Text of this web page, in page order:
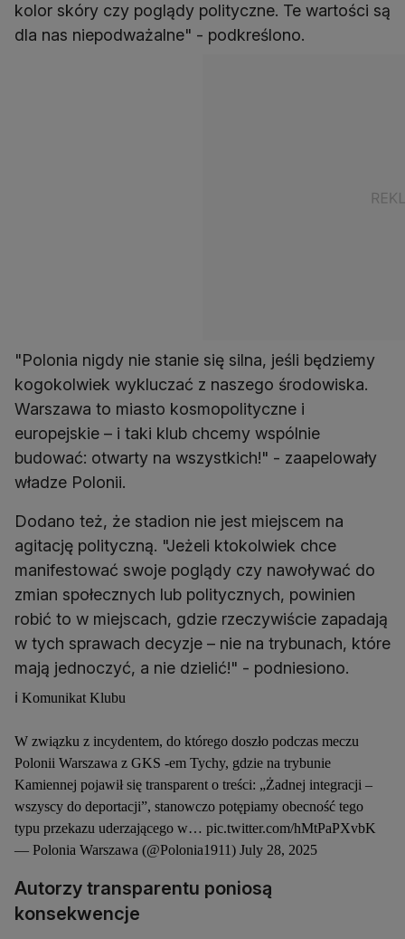
kolor skóry czy poglądy polityczne. Te wartości są
dla nas niepodważalne" - podkreślono.
"Polonia nigdy nie stanie się silna, jeśli będziemy
kogokolwiek wykluczać z naszego środowiska.
Warszawa to miasto kosmopolityczne i
europejskie – i taki klub chcemy wspólnie
budować: otwarty na wszystkich!" - zaapelowały
władze Polonii.
Dodano też, że stadion nie jest miejscem na
agitację polityczną. "Jeżeli ktokolwiek chce
manifestować swoje poglądy czy nawoływać do
zmian społecznych lub politycznych, powinien
robić to w miejscach, gdzie rzeczywiście zapadają
w tych sprawach decyzje – nie na trybunach, które
mają jednoczyć, a nie dzielić!" - podniesiono.
ℹ️ Komunikat Klubu
W związku z incydentem, do którego doszło podczas meczu
Polonii Warszawa z GKS -em Tychy, gdzie na trybunie
Kamiennej pojawił się transparent o treści: „Żadnej integracji –
wszyscy do deportacji”, stanowczo potępiamy obecność tego
typu przekazu uderzającego w… pic.twitter.com/hMtPaPXvbK
— Polonia Warszawa (@Polonia1911) July 28, 2025
Autorzy transparentu poniosą
konsekwencje